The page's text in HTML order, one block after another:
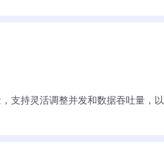
支持灵活调整并发和数据吞吐量，以